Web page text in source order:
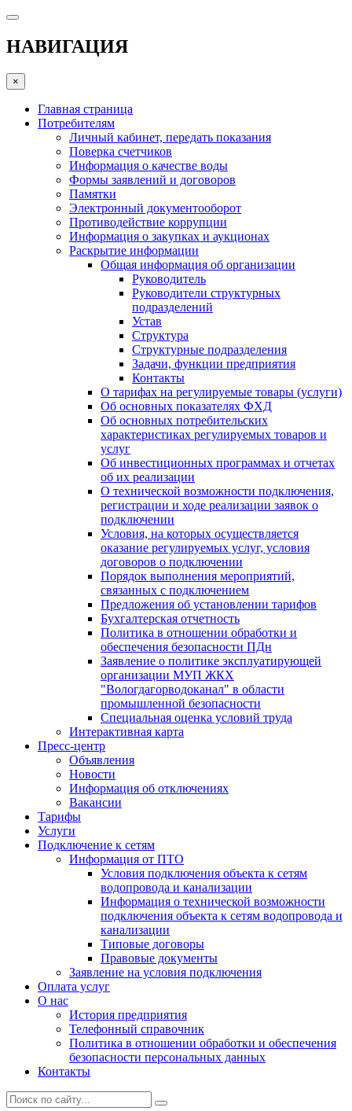
НАВИГАЦИЯ
×
Главная страница
Потребителям
Личный кабинет, передать показания
Поверка счетчиков
Информация о качестве воды
Формы заявлений и договоров
Памятки
Электронный документооборот
Противодействие коррупции
Информация о закупках и аукционах
Раскрытие информации
Общая информация об организации
Руководитель
Руководители структурных
подразделений
Устав
Структура
Структурные подразделения
Задачи, функции предприятия
Контакты
О тарифах на регулируемые товары (услуги)
Об основных показателях ФХД
Об основных потребительских
характеристиках регулируемых товаров и
услуг
Об инвестиционных программах и отчетах
об их реализации
О технической возможности подключения,
регистрации и ходе реализации заявок о
подключении
Условия, на которых осуществляется
оказание регулируемых услуг, условия
договоров о подключении
Порядок выполнения мероприятий,
связанных с подключением
Предложения об установлении тарифов
Бухгалтерская отчетность
Политика в отношении обработки и
обеспечения безопасности ПДн
Заявление о политике эксплуатирующей
организации МУП ЖКХ
"Вологдагорводоканал" в области
промышленной безопасности
Специальная оценка условий труда
Интерактивная карта
Пресс-центр
Объявления
Новости
Информация об отключениях
Вакансии
Тарифы
Услуги
Подключение к сетям
Информация от ПТО
Условия подключения объекта к сетям
водопровода и канализации
Информация о технической возможности
подключения объекта к сетям водопровода и
канализации
Типовые договоры
Правовые документы
Заявление на условия подключения
Оплата услуг
О нас
История предприятия
Телефонный справочник
Политика в отношении обработки и обеспечения
безопасности персональных данных
Контакты